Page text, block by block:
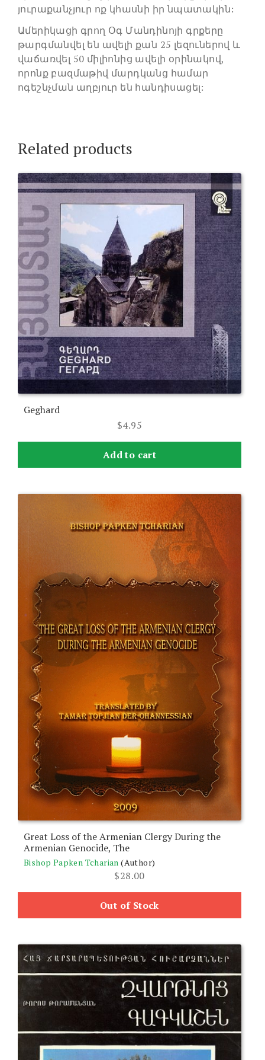
յուրաքանչյուր ոք կհասնի իր նպատակին:
Ամերիկացի գրող Օգ Մանդինոյի գրքերը
թարգմանվել են ավելի քան 25 լեզուներով և
վաճառվել 50 միլիոնից ավելի օրինակով,
որոնք բազմաթիվ մարդկանց համար
ոգեշնչման աղբյուր են հանդիսացել:
Related products
Geghard
$4.95
Add to cart
Great Loss of the Armenian Clergy During the
Armenian Genocide, The
Bishop Papken Tcharian (Author)
$28.00
Out of Stock